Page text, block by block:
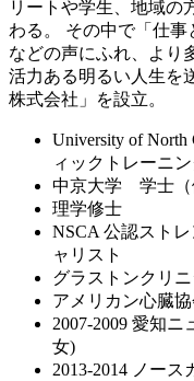
リートや学生、地域の
わる。 その中で「仕事
などの声にふれ、より
活力ある明るい人生を
株式会社」を設立。
University of
ィックトレーニン
中京大学 学士（
理学修士
NSCA 公認スト
ャリスト
グラストンクリ
アメリカン心臓
2007-2009 愛知
女)
2013-2014 ノー